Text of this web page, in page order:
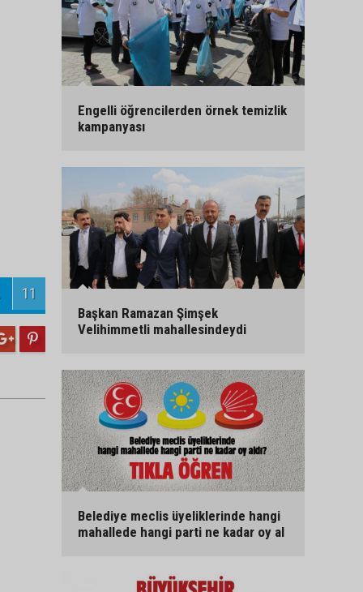
11
Engelli öğrencilerden örnek temizlik
kampanyası
Başkan Ramazan Şimşek
Velihimmetli mahallesindeydi
Belediye meclis üyeliklerinde hangi
mahallede hangi parti ne kadar oy al